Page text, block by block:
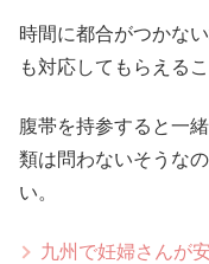
時間に都合がつかな
も対応してもらえる
腹帯を持参すると一
類は問わないそうな
い。
九州で妊婦さんが